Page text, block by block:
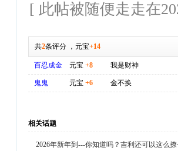
[ 此帖被随便走走在
共2条评分， 元宝+14
百忍成金 元宝 +8 我是财神
鬼鬼 元宝 +6 金不换
相关话题
2026年新年到---你知道吗？吉利还可以这么